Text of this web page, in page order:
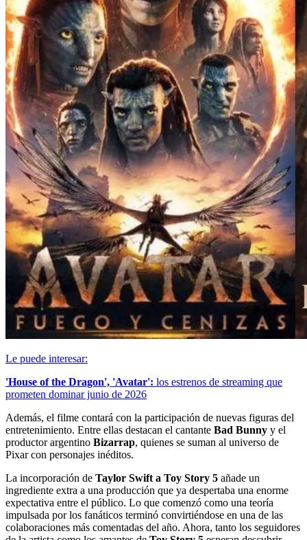
Le puede interesar:
'House of the Dragon', 'Avatar': los estrenos de streaming que
prometen dominar junio de 2026
Además, el filme contará con la participación de nuevas figuras del
entretenimiento. Entre ellas destacan el cantante Bad Bunny y el
productor argentino Bizarrap, quienes se suman al universo de
Pixar con personajes inéditos.
La incorporación de Taylor Swift a Toy Story 5 añade un
ingrediente extra a una producción que ya despertaba una enorme
expectativa entre el público. Lo que comenzó como una teoría
impulsada por los fanáticos terminó convirtiéndose en una de las
colaboraciones más comentadas del año. Ahora, tanto los seguidores